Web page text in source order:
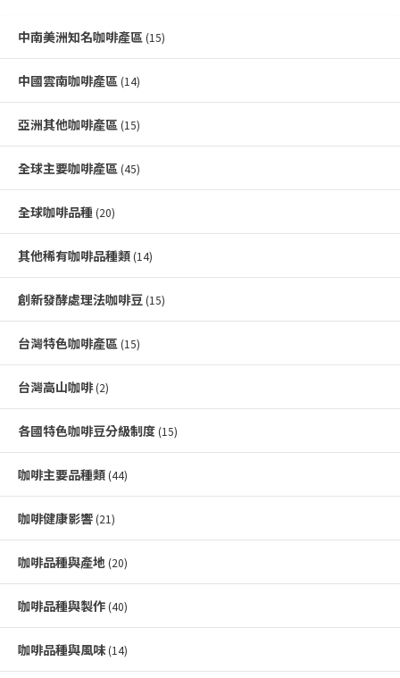
中南美洲知名咖啡產區 (15)
中國雲南咖啡產區 (14)
亞洲其他咖啡產區 (15)
全球主要咖啡產區 (45)
全球咖啡品種 (20)
其他稀有咖啡品種類 (14)
創新發酵處理法咖啡豆 (15)
台灣特色咖啡產區 (15)
台灣高山咖啡(2)
各國特色咖啡豆分級制度 (15)
咖啡主要品種類 (44)
咖啡健康影響 (21)
咖啡品種與產地 (20)
咖啡品種與製作 (40)
咖啡品種與風味(14)